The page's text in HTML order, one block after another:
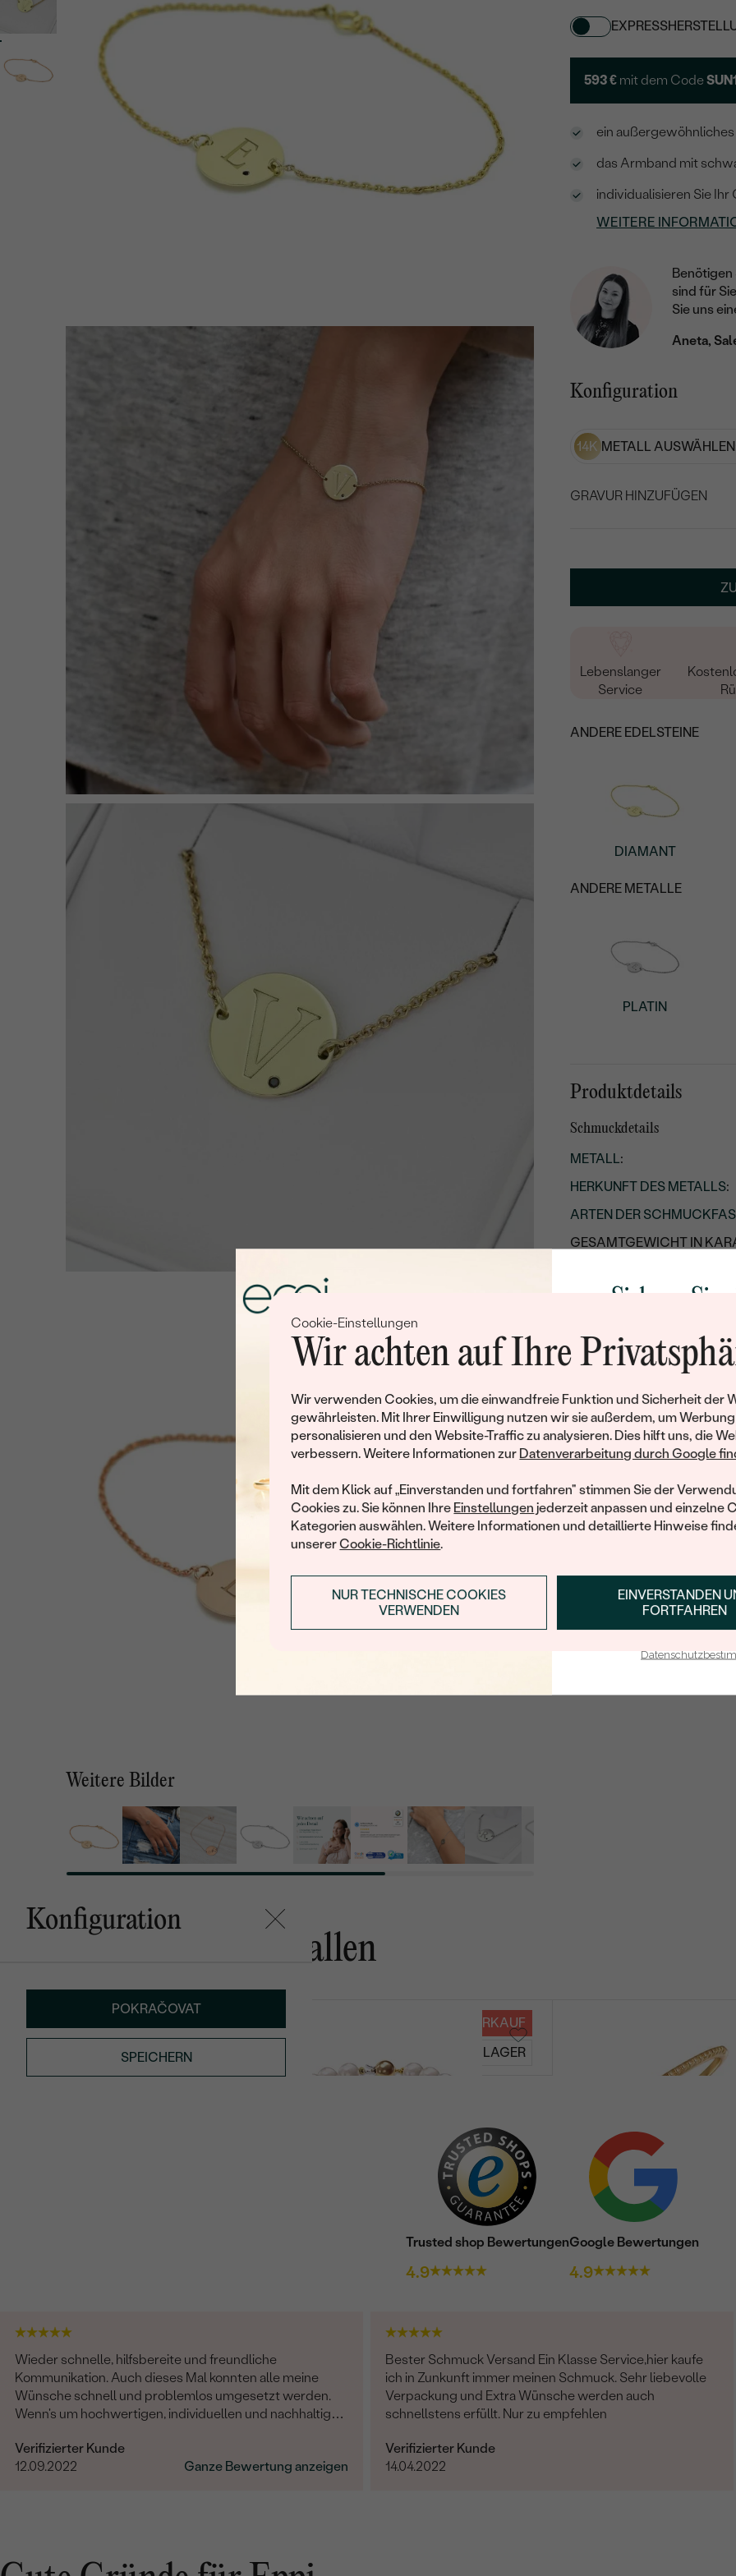
Cookie-Einstellungen
Wir achten auf Ihre
Wir verwenden Cookies, um die einwandfreie Funktion und Sicherheit der
gewährleisten. Mit Ihrer Einwilligung nutzen wir sie außerdem, um Werbung
personalisieren und den Website-Traffic zu analysieren. Dies hilft uns, die
verbessern. Weitere Informationen zur Datenverarbeitung durch Google
Mit dem Klick auf „Einverstanden und fortfahren" stimmen Sie der
Cookies zu. Sie können Ihre Einstellungen jederzeit anpassen und einzelne
Kategorien auswählen. Weitere Informationen und detaillierte Hinweise
unsererCookie-Richtlinie.
EINVERSTANDEN
FORTFAHREN
NUR TECHNISCHE COOKIES
VERWENDEN
Weitere Bilder
593 € mit dem Code
ein
das Armband mit
individualisieren Sie
WEITERE
Benötigen
sind für
Sie uns
Aneta,
Konfiguration
14K METALL
GRAVUR HINZUFÜGEN
WÄHLEN SIE EINEN
Lebenslanger
Service
ANDERE EDELSTEINE
DIAMANT
ANDERE METALLE
PLATIN
Produktdetails
Schmuckdetails
METALL:
HERKUNFT DES METALLS:
ARTEN DER
GESAMTGEWICHT IN
RHODIUM:
UNGEFÄHRES GEWICHT:
Kettendetails
LÄNGE:
Details des eingesetzten
TYP:
ANZAHL:
REINHEIT:
FARBE:
Konfiguration
POKRAČOVAT
SPEICHERN
Das könnte Ihnen gefallen
Sager
VERKAUF
AUF LAGER
Trusted shop Bewertungen
4.9
Google Bewertungen
4.9
Wieder schnelle, hilfsbereite und freundliche
Kommunikation. Auch dieses Mal konnten alle meine
Wünsche schnell und problemlos umgesetzt werden.
Wenn's um hochwertigen, individuellen und nachhaltigen
Verifizierter Kunde
12.09.2022
Ganze Bewertung anzeigen
Bester Schmuck Versand Ein Klasse Service,hier kaufe
ich in Zunkunft immer meinen Schmuck. Sehr liebevolle
Verpackung und Extra Wünsche werden auch
schnellstens erfüllt. Nur zu empfehlen
Verifizierter Kunde
14.04.2022
Sichern Sie
Rabatt auf
Werden Sie Teil
und entdecken Sie die
gefertigten Schmucks
Ihren ersten
ANMELDEN &
E-Mail-Adresse je bei uns in